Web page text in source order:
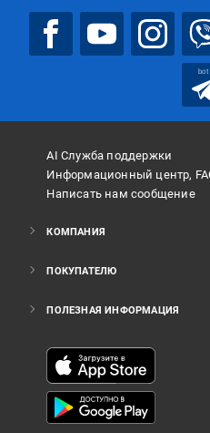
bot
AI Служба поддержки
Информационный центр,
Написать нам сообщение
КОМПАНИЯ
ПОКУПАТЕЛЮ
ПОЛЕЗНАЯ ИНФОРМАЦИЯ